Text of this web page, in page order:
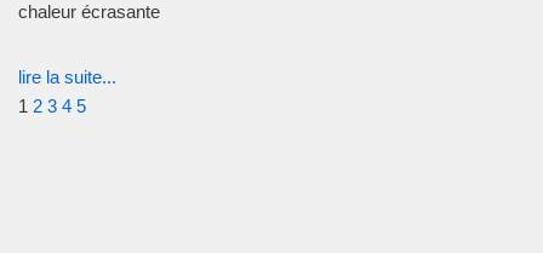
chaleur écrasante
lire la suite...
1 2 3 4 5